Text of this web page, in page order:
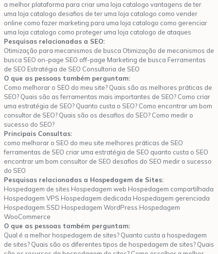
a melhor plataforma para criar uma loja catalogo vantagens de ter
uma loja catalogo desafios de ter uma loja catalogo como vender
online como fazer marketing para uma loja catalogo como gerenciar
uma loja catalogo como proteger uma loja catalogo de ataques
Pesquisas relacionadas a SEO:
Otimização para mecanismos de busca Otimização de mecanismos de
busca SEO on-page SEO off-page Marketing de busca Ferramentas
de SEO Estratégia de SEO Consultoria de SEO
O que as pessoas também perguntam:
Como melhorar o SEO do meu site? Quais são as melhores práticas de
SEO? Quais são as ferramentas mais importantes de SEO? Como criar
uma estratégia de SEO? Quanto custa o SEO? Como encontrar um bom
consultor de SEO? Quais são os desafios do SEO? Como medir o
sucesso do SEO?
Principais Consultas:
como melhorar o SEO do meu site melhores práticas de SEO
ferramentas de SEO criar uma estratégia de SEO quanto custa o SEO
encontrar um bom consultor de SEO desafios do SEO medir o sucesso
do SEO
Pesquisas relacionadas a Hospedagem de Sites:
Hospedagem de sites Hospedagem web Hospedagem compartilhada
Hospedagem VPS Hospedagem dedicada Hospedagem gerenciada
Hospedagem SSD Hospedagem WordPress Hospedagem
WooCommerce
O que as pessoas também perguntam:
Qual é a melhor hospedagem de sites? Quanto custa a hospedagem
de sites? Quais são os diferentes tipos de hospedagem de sites? Quais